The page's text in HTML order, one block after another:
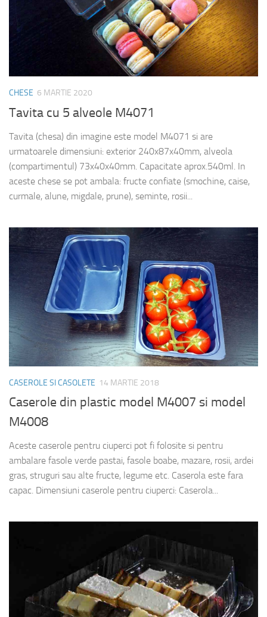
CHESE 6 MARTIE 2020
Tavita cu 5 alveole M4071
Tavita (chesa) din imagine este model M4071 si are
urmatoarele dimensiuni: exterior 240x87x40mm, alveola
(compartimentul) 73x40x40mm. Capacitate aprox.540ml. In
aceste chese se pot ambala: fructe confiate (smochine, caise,
curmale, alune, migdale, prune), seminte, rosii...
CASEROLE SI CASOLETE 14 MARTIE 2018
Caserole din plastic model M4007 si model
M4008
Aceste caserole pentru ciuperci pot fi folosite si pentru
ambalare fasole verde pastai, fasole boabe, mazare, rosii, ardei
gras, struguri sau alte fructe, legume etc. Caserola este fara
capac. Dimensiuni caserole pentru ciuperci: Caserola...